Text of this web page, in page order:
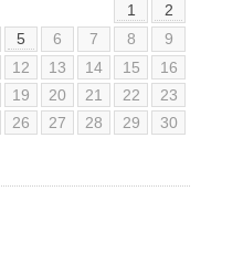
1
2
5 6 7 8
9
12 13 14 15
16
19 20 21 22
23
26 27 28 29
30